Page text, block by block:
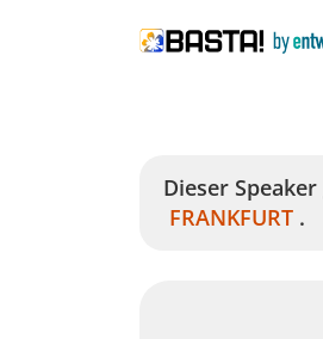
Dieser Speaker
FRANKFURT .